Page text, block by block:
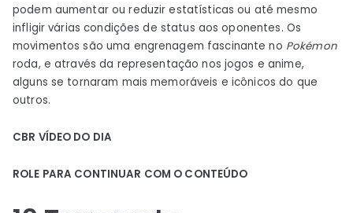
podem aumentar ou reduzir estatísticas ou até mesmo
infligir várias condições de status aos oponentes. Os
movimentos são uma engrenagem fascinante no Pokémon
roda, e através da representação nos jogos e anime,
alguns se tornaram mais memoráveis ​​e icônicos do que
outros.
CBR VÍDEO DO DIA
ROLE PARA CONTINUAR COM O CONTEÚDO